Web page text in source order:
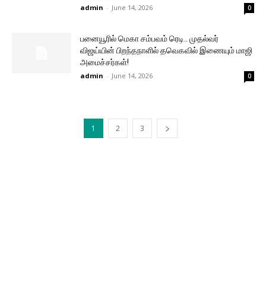
admin - June 14, 2026 0
பனையூரில் மெகா சம்பவம் ரெடி.. முதல்வர்
விஜய்யின் பிறந்தநாளில் தவெகவில் இணையும் மாஜி
அமைச்சர்கள்!
admin - June 14, 2026 0
1 2 3